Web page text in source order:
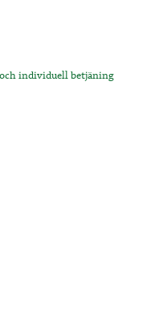
individuell betjäning